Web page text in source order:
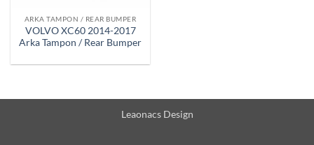
ARKA TAMPON / REAR BUMPER
VOLVO XC60 2014-2017
Arka Tampon / Rear Bumper
Leaonacs Design